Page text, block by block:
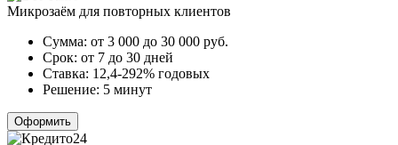
Микрозаём для повторных клиентов
Сумма: от 3 000 до 30 000 руб.
Срок: от 7 до 30 дней
Ставка: 12,4-292% годовых
Решение: 5 минут
Оформить